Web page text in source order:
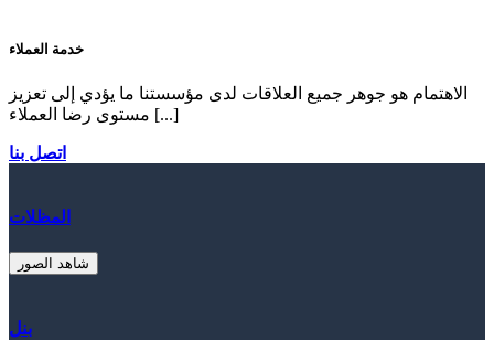
خدمة العملاء
الاهتمام هو جوهر جميع العلاقات لدى مؤسستنا ما يؤدي إلى تعزيز
مستوى رضا العملاء [...]
اتصل بنا
المظلات
شاهد الصور
بنل